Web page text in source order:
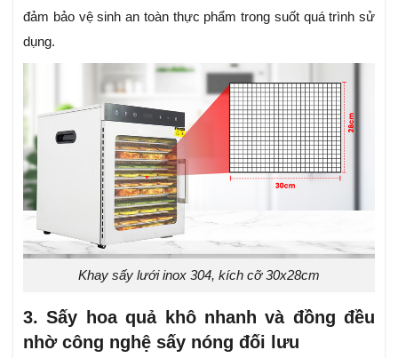
đảm bảo vệ sinh an toàn thực phẩm trong suốt quá trình sử
dụng.
Khay sấy lưới inox 304, kích cỡ 30x28cm
3. Sấy hoa quả khô nhanh và đồng đều
nhờ công nghệ sấy nóng đối lưu